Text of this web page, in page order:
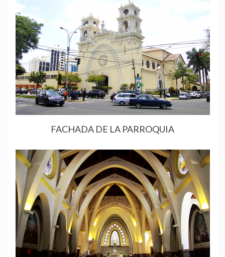
FACHADA DE LA PARROQUIA